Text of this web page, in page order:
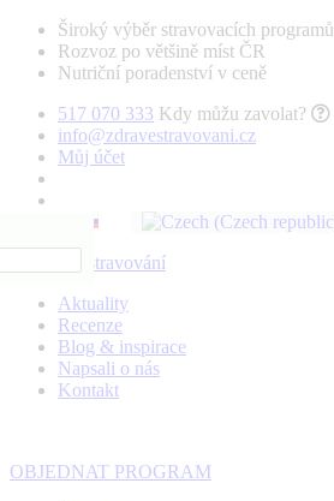
Široký výběr stravovacích programů
Rozvoz po většině míst ČR
Nutriční poradenství v ceně
517 070 333 Kdy můžu zavolat?
info@zdravestravovani.cz
Můj účet
Aktuality
Recenze
Blog & inspirace
Napsali o nás
Kontakt
OBJEDNAT PROGRAM